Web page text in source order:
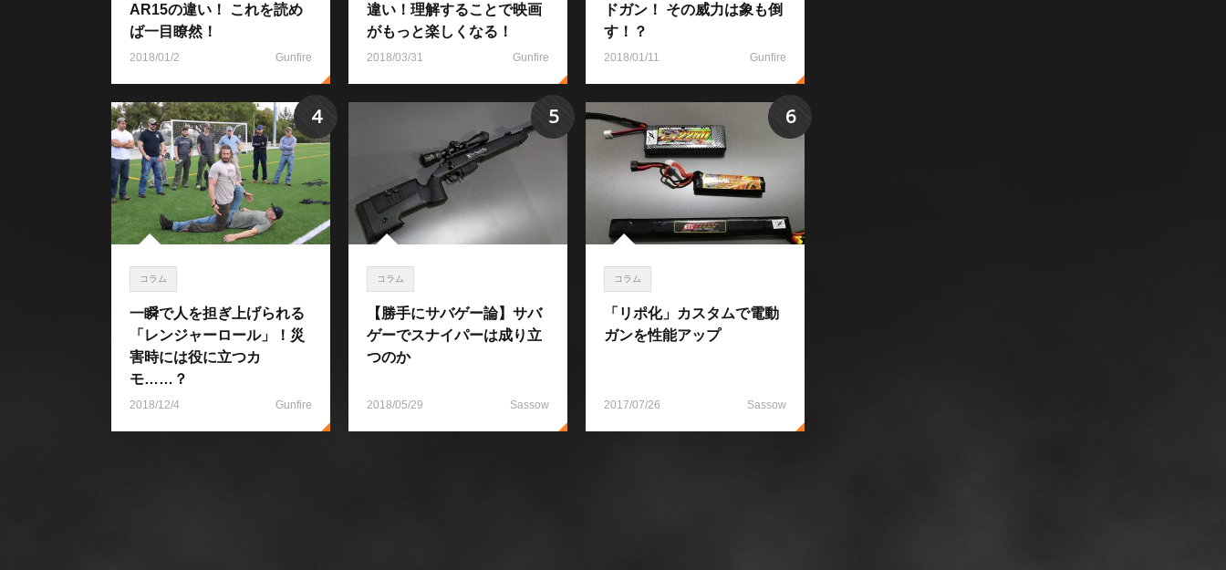
AR15の違い！ これを読め
ば一目瞭然！
2018/01/2 Gunfire
違い！理解することで映画
がもっと楽しくなる！
2018/03/31 Gunfire
ドガン！ その威力は象も倒
す！？
2018/01/11 Gunfire
コラム
一瞬で人を担ぎ上げられる
「レンジャーロール」！災
害時には役に立つカ
モ……？
2018/12/4 Gunfire
4
コラム
【勝手にサバゲー論】サバ
ゲーでスナイパーは成り立
つのか
2018/05/29 Sassow
5
コラム
「リポ化」カスタムで電動
ガンを性能アップ
2017/07/26 Sassow
6